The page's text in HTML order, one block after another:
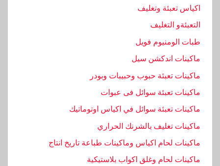
اكياس تعبئة وتغليف
التعبئةو التغليف
طبات الومنيوم فويل
ماكينات اندكشن سيل
ماكينات تعبئة حبوب وحبيبات وبودر
ماكينات تعبئة سوائل فى عبوات
ماكينات تعبئة سوائل في اكياس اوتوماتيك
ماكينات تغليف بالشرنك الحراري
ماكينات لحام اكياس وماكينات طباعة تاريخ انتاج
ماكينات لحام وغلق اكواب بلاستيكية